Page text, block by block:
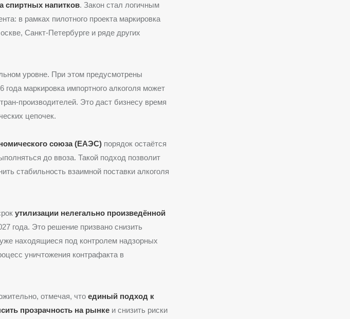
спиртных напитков. Закон стал логичным
в рамках пилотного проекта маркировка
Санкт-Петербурге и ряде других
уровне. При этом предусмотрены
года маркировка импортного алкоголя может
производителей. Это даст бизнесу время
цепочек.
союза (ЕАЭС) порядок остаётся
до ввоза. Такой подход позволит
стабильность взаимной поставки алкоголя
утилизации нелегально произведённой
года. Это решение призвано снизить
находящиеся под контролем надзорных
уничтожения контрафакта в
отмечая, что единый подход к
прозрачность на рынке и снизить риски